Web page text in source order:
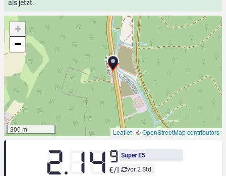
als jetzt.
+
−
300 m Leaflet | ©OpenStreetMap contributors
Super E5
vor 2 Std.
2.14 9
€/l